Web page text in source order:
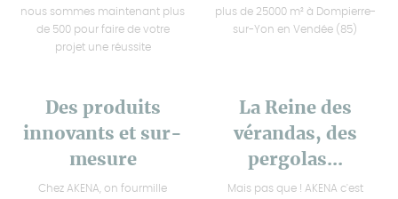
nous sommes maintenant plus
de 500 pour faire de votre
projet une réussite
plus de 25000 m² à Dompierre-
sur-Yon en Vendée (85)
Des produits
innovants et sur-
mesure
Chez AKENA, on fourmille
La Reine des
vérandas, des
pergolas...
Mais pas que ! AKENA c'est